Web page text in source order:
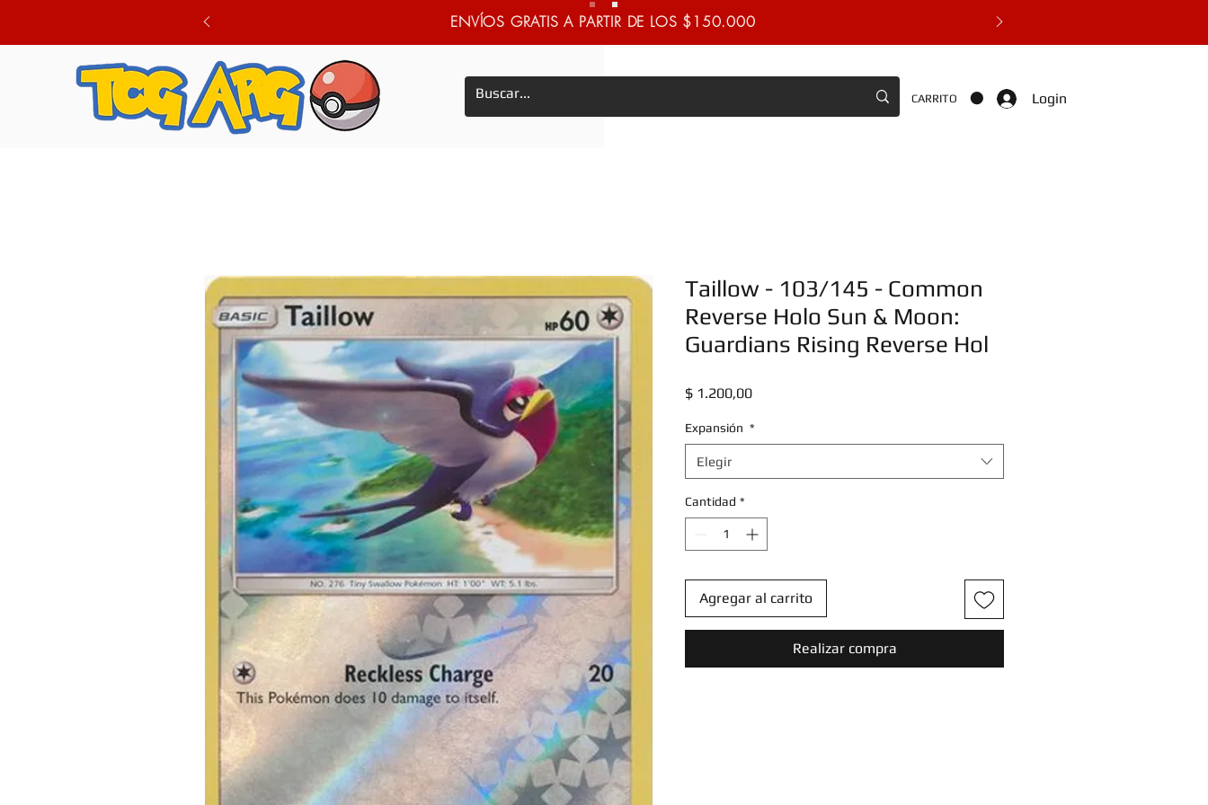
ENVÍOS GRATIS A PARTIR DE LOS $150.000
CARRITO Login
Taillow - 103/145 - Common
Reverse Holo Sun & Moon:
Guardians Rising Reverse Hol
$ 1.200,00Precio
Expansión *
Elegir
Cantidad *
Agregar al carrito
Realizar compra